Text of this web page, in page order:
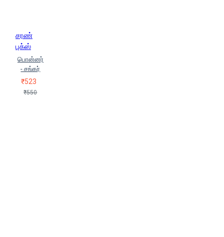
சரண்
புக்ஸ்
பொன்னர்
- சங்கர்
₹523
₹550